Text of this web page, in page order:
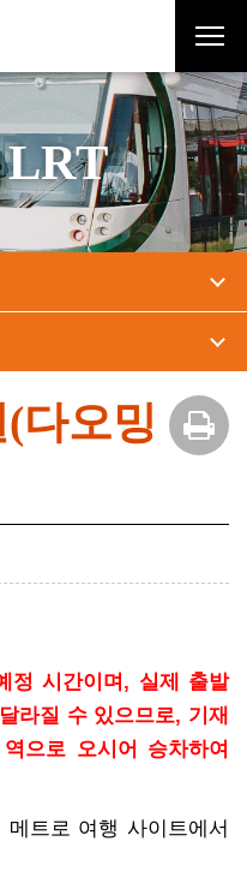
LRT
다오밍
정 시간이며, 실제 출발
라질 수 있으므로, 기재
으로 오시어 승차하여
트로 여행 사이트에서